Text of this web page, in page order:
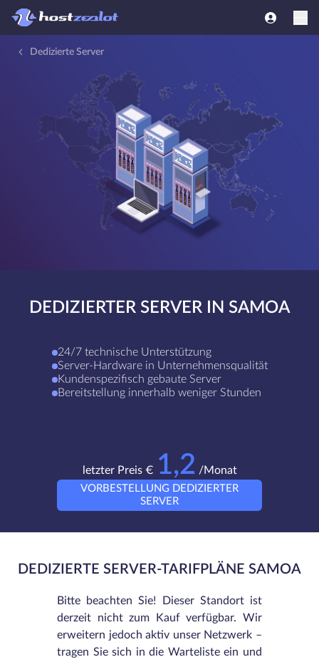
Dedizierte Server
DEDIZIERTER SERVER IN SAMOA
24/7 technische Unterstützung
Server-Hardware in Unternehmensqualität
Kundenspezifisch gebaute Server
Bereitstellung innerhalb weniger Stunden
letzter Preis € 1,2 /Monat
VORBESTELLUNG DEDIZIERTER
SERVER
DEDIZIERTE SERVER-TARIFPLÄNE SAMOA
Bitte beachten Sie! Dieser Standort ist
derzeit nicht zum Kauf verfügbar. Wir
erweitern jedoch aktiv unser Netzwerk –
tragen Sie sich in die Warteliste ein und